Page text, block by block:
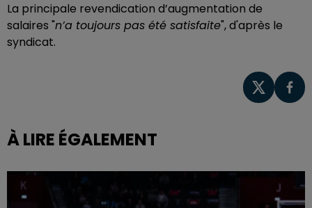
La principale revendication d’augmentation de
salaires "n’a toujours pas été satisfaite", d'après le
syndicat.
À LIRE ÉGALEMENT